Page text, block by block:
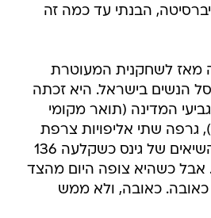
הבנתי עד כמה זה
בת 62, הפכה מאז לשחקנית המעוטרת
הנשים בישראל. היא זכתה
ב-16 אליפויות וב-14 גביעי המדינה (תואר מקומי
גרפה שתי אליפויות צרפת
ואפילו נכנסה לספר השיאים של גינס כשקלעה 136
כשהיא צופה היום מהצד
כאובה, ולא ממש